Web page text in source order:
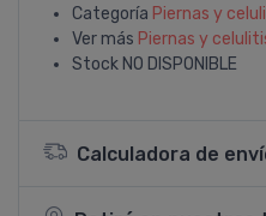
Categoría Piernas y
Ver más Piernas y
Stock NO DISPONIBLE
Calculadora de